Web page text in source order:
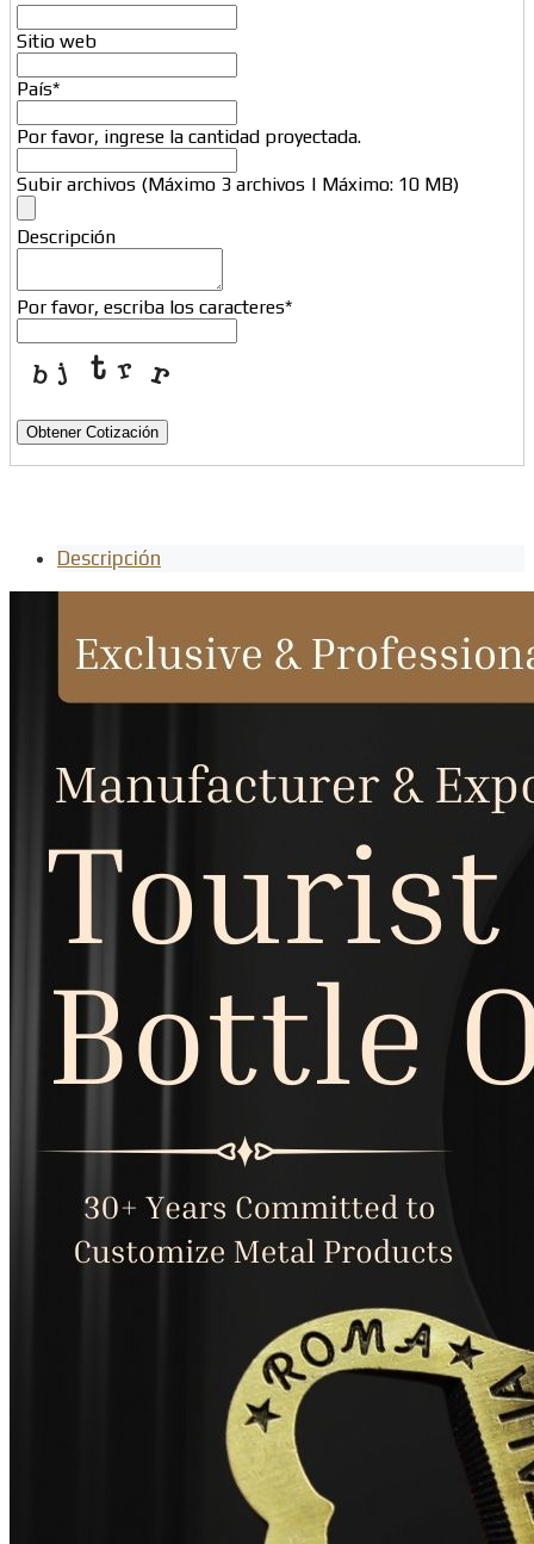
Sitio web
País*
Por favor, ingrese la cantidad proyectada.
Subir archivos (Máximo 3 archivos | Máximo: 10 MB)
Descripción
Por favor, escriba los caracteres*
Obtener Cotización
Descripción